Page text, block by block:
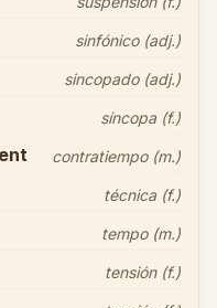
sinfónico (adj.)
sincopado (adj.)
síncopa (f.)
contratiempo (m.)
técnica (f.)
tempo (m.)
tensión (f.)